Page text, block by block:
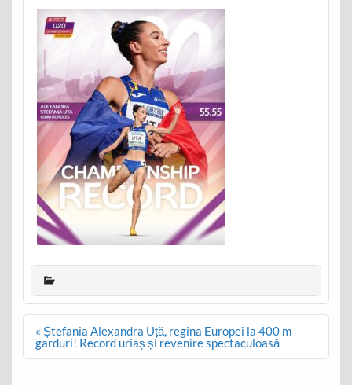
Post
navigation
« Ștefania Alexandra Uță, regina Europei la 400 m
garduri! Record uriaș și revenire spectaculoasă